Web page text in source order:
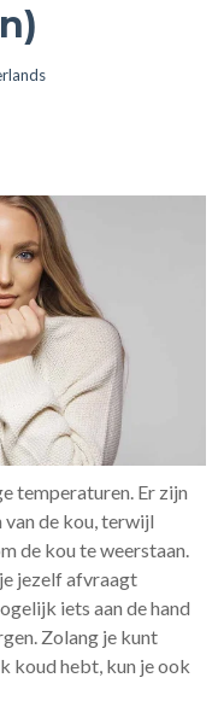
temperaturen. Er zijn
van de kou, terwijl
de kou te weerstaan.
jezelf afvraagt
iets aan de hand
Zolang je kunt
koud hebt, kun je ook